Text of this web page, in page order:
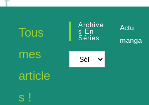
Tous
mes
article
s !
Archive
S En
Séries
Archives
en
Actu
manga